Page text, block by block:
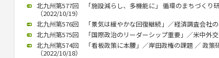
北九州第577回 「施設減らし、多機能に」 循環のまちづくり
（2022/10/19）
北九州第576回 「景気は緩やかな回復継続」／経済調査会社
北九州第575回 「国際政治のリーダーシップ重要」／米中外
北九州第574回 「看板政策に本腰」／岸田政権の課題 ／ 政策
（2022/10/18）